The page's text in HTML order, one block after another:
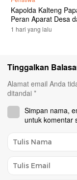
Kapolda Kalteng
Peran Aparat Desa
1 hari yang lalu
Tinggalkan
Alamat email Anda
ditandai *
Simpan nama,
untuk komentar